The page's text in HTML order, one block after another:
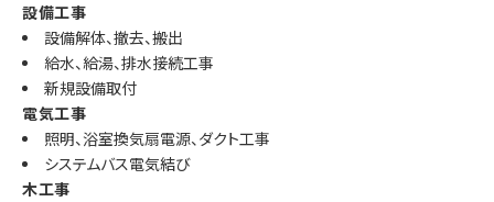
設備工事
設備解体、撤去、搬出
給水、給湯、排水接続工事
新規設備取付
電気工事
照明、浴室換気扇電源、ダクト工事
システムバス電気結び
木工事